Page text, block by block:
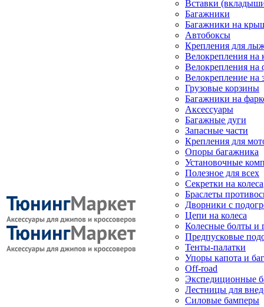
Вставки
Багажники
Багажники на
Автобоксы
Крепления для
Велокрепления
Велокрепления на
Велокрепление на
Грузовые корзины
Багажники на
Аксессуары
Багажные дуги
Запасные части
Крепления для
Опоры багажника
Установочные
Полезное для всех
Секретки на колеса
Браслеты
Дворники с
Цепи на колеса
Колесные болты и
Предпусковые
Тенты-палатки
Упоры капота и
Off-road
Экспедиционные
Лестницы для
Силовые бамперы